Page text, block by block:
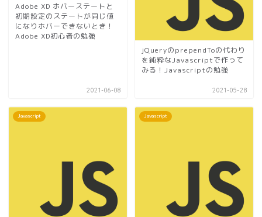
Adobe XD ホバーステートと
初期設定のステートが同じ値
になりホバーできないとき！
Adobe XD初心者の勉強
2021-06-08
jQueryのprependToの代わり
を純粋なJavascriptで作って
みる！Javascriptの勉強
2021-05-28
Javascript Javascript